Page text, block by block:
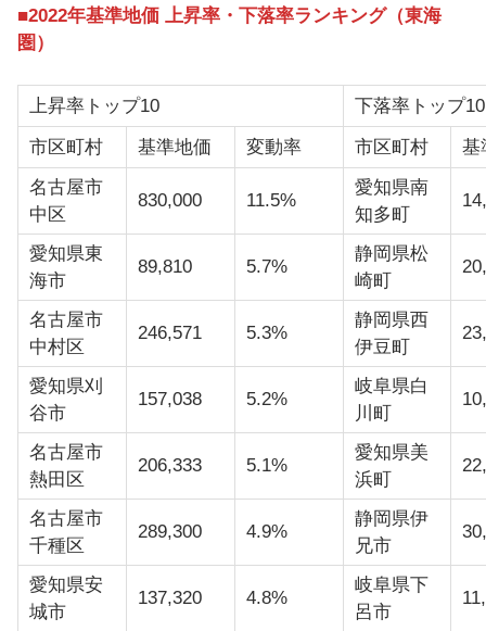
■2022年基準地価 上昇率・下落率ランキング（東海
圏）
上昇率トップ10
下落率トップ10
市区町村
基準地価 変動率 市区町村
基
名古屋市
中区
830,000 11.5%
愛知県南
知多町
愛知県東
海市
89,810 5.7%
静岡県松
崎町
名古屋市
中村区
246,571 5.3%
静岡県西
伊豆町
愛知県刈
谷市
157,038 5.2%
岐阜県白
川町
名古屋市
熱田区
206,333 5.1%
愛知県美
浜町
名古屋市
千種区
289,300 4.9%
静岡県伊
兄市
愛知県安
城市
137,320 4.8%
岐阜県下
呂市